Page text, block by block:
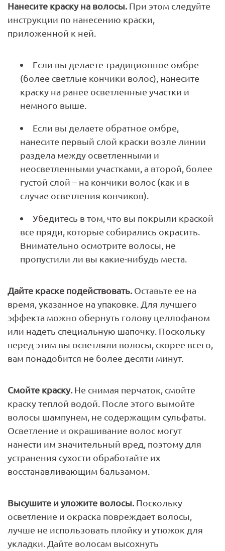
Нанесите краску на волосы. При этом следуйте
инструкции по нанесению краски,
приложенной к ней.
Если вы делаете традиционное омбре
(более светлые кончики волос), нанесите
краску на ранее осветленные участки и
немного выше.
Если вы делаете обратное омбре,
нанесите первый слой краски возле линии
раздела между осветленными и
неосветленными участками, а второй, более
густой слой – на кончики волос (как и в
случае осветления кончиков).
Убедитесь в том, что вы покрыли краской
все пряди, которые собирались окрасить.
Внимательно осмотрите волосы, не
пропустили ли вы какие-нибудь места.
Дайте краске подействовать. Оставьте ее на
время, указанное на упаковке. Для лучшего
эффекта можно обернуть голову целлофаном
или надеть специальную шапочку. Поскольку
перед этим вы осветляли волосы, скорее всего,
вам понадобится не более десяти минут.
Смойте краску. Не снимая перчаток, смойте
краску теплой водой. После этого вымойте
волосы шампунем, не содержащим сульфаты.
Осветление и окрашивание волос могут
нанести им значительный вред, поэтому для
устранения сухости обработайте их
восстанавливающим бальзамом.
Высушите и уложите волосы. Поскольку
осветление и окраска повреждает волосы,
лучше не использовать плойку и утюжок для
укладки. Дайте волосам высохнуть